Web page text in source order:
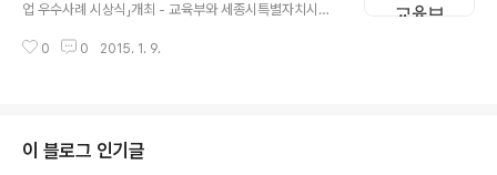
업 우수사례 시상식」개최 - 교육부와 세종시특별자치시교
『2014년 인성교육중심수업 우수사례 공모전』시상식을
시작되었습니다. ‘인성교육중심수업’은 일반 교과 수업의
개선을 통해 학생들이 바른 인성*을 함양하도록 계획‧운영
0 0 2015. 1. 9.
이 블로그 인기글